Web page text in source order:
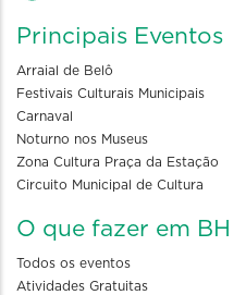
Principais Eventos
Arraial de Belô
Festivais Culturais Municipais
Carnaval
Noturno nos Museus
Zona Cultura Praça da Estação
Circuito Municipal de Cultura
O que fazer em BH
Todos os eventos
Atividades Gratuitas